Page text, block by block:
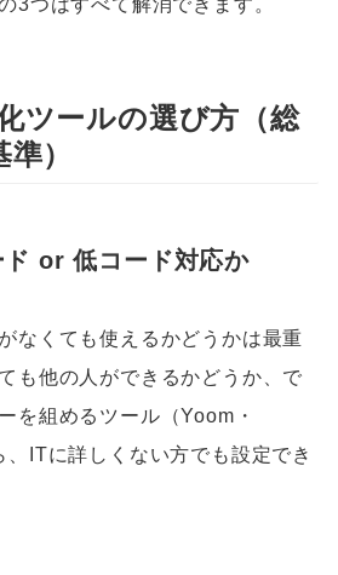
3つはすべて解消できます。
ツールの選び方（総
）
or 低コード対応か
なくても使えるかどうかは最重
も他の人ができるかどうか、で
を組めるツール（Yoom・
ITに詳しくない方でも設定でき